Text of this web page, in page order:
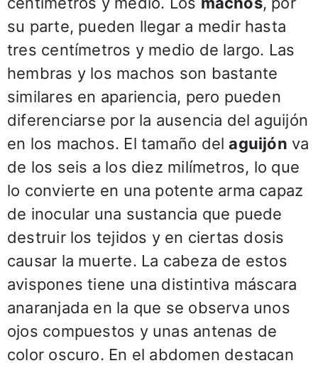
su parte, pueden llegar a medir hasta
tres centímetros y medio de largo. Las
hembras y los machos son bastante
similares en apariencia, pero pueden
diferenciarse por la ausencia del aguijón
en los machos. El tamaño delaguijón va
de los seis a los diez milímetros, lo que
lo convierte en una potente arma capaz
de inocular una sustancia que puede
destruir los tejidos y en ciertas dosis
causar la muerte. La cabeza de estos
avispones tiene una distintiva máscara
anaranjada en la que se observa unos
ojos compuestos y unas antenas de
color oscuro. En el abdomen destacan